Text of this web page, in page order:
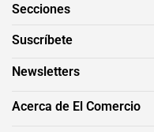
Secciones
Suscríbete
Newsletters
Acerca de El Comercio